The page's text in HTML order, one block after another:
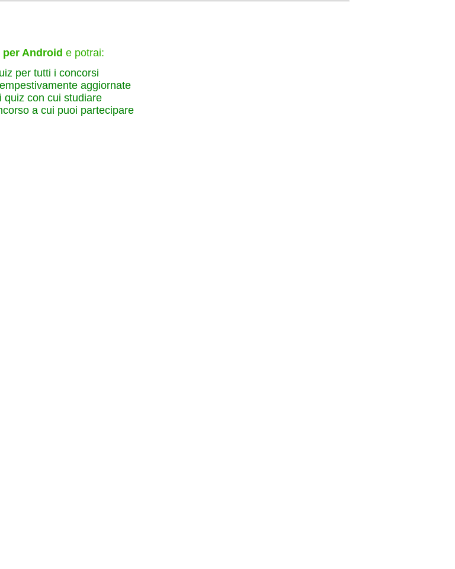
per Android e potrai:
per tutti i concorsi
aggiornate
quiz con cui studiare
a cui puoi partecipare